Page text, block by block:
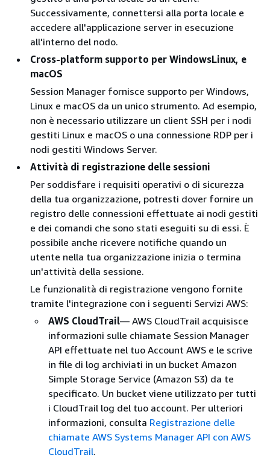
Successivamente, connettersi alla porta locale e
accedere all'applicazione server in esecuzione
all'interno del nodo.
Cross-platform supporto per WindowsLinux, e
macOS
Session Manager fornisce supporto per Windows,
Linux e macOS da un unico strumento. Ad esempio,
non è necessario utilizzare un client SSH per i nodi
gestiti Linux e macOS o una connessione RDP per i
nodi gestiti Windows Server.
Attività di registrazione delle sessioni
Per soddisfare i requisiti operativi o di sicurezza
della tua organizzazione, potresti dover fornire un
registro delle connessioni effettuate ai nodi gestiti
e dei comandi che sono stati eseguiti su di essi. È
possibile anche ricevere notifiche quando un
utente nella tua organizzazione inizia o termina
un'attività della sessione.
Le funzionalità di registrazione vengono fornite
tramite l'integrazione con i seguenti Servizi AWS:
AWS CloudTrail— AWS CloudTrail acquisisce
informazioni sulle chiamate Session Manager
API effettuate nel tuo Account AWS e le scrive
in file di log archiviati in un bucket Amazon
Simple Storage Service (Amazon S3) da te
specificato. Un bucket viene utilizzato per tutti
i CloudTrail log del tuo account. Per ulteriori
informazioni, consulta Registrazione delle
chiamate AWS Systems Manager API con AWS
CloudTrail.